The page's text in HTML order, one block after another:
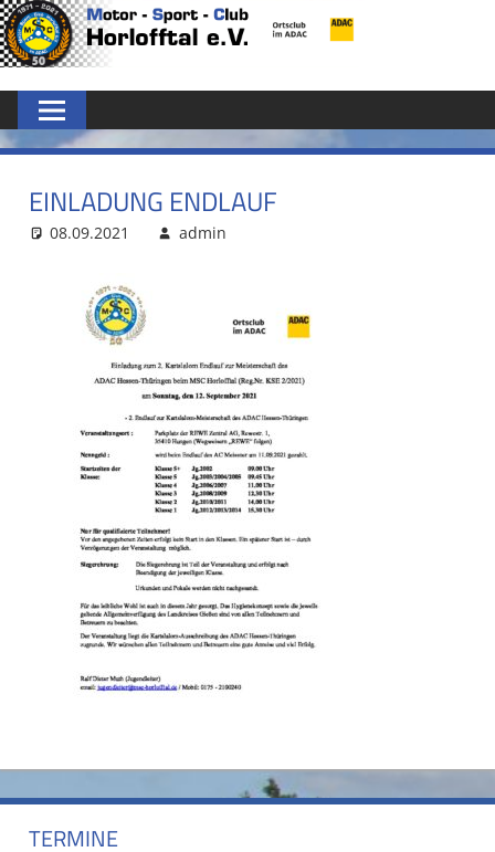
Zum
Inhalt
MSC
HORLOFFTAL
E.V.
EINLADUNG ENDLAUF
08.09.2021 admin
TERMINE